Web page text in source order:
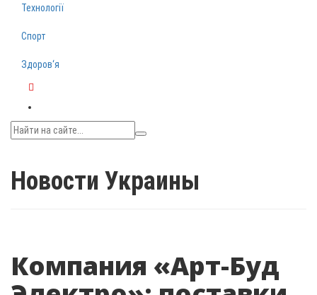
Технології
Спорт
Здоров‘я
Новости Украины
Компания «Арт-Буд